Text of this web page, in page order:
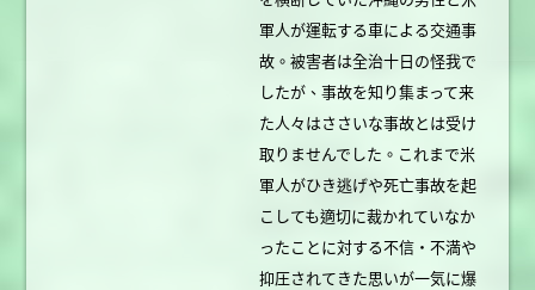
軍人が運転する車による交通事
故。被害者は全治十日の怪我で
したが、事故を知り集まって来
た人々はささいな事故とは受け
取りませんでした。これまで米
軍人がひき逃げや死亡事故を起
こしても適切に裁かれていなか
ったことに対する不信・不満や
抑圧されてきた思いが一気に爆